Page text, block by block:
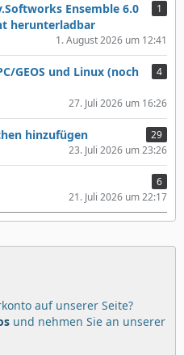
Ensemble 6.0
herunterladbar
1
1. August 2026 um 12:41
GEOS und Linux (noch
4
27. Juli 2026 um 16:26
hinzufügen
29
23. Juli 2026 um 23:26
6
21. Juli 2026 um 22:17
auf unserer Seite?
und nehmen Sie an unserer